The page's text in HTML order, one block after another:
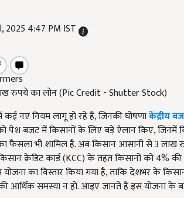
2025 4:47 PM IST
रुपये का लोन (Pic Credit - Shutter Stock)
कई नए नियम लागू हो रहे हैं, जिनकी घोषणाकेंद्रीय
पेश बजट में किसानों के लिए बड़े ऐलान किए, जिनमें
फैसला भी शामिल है. अब किसान आसानी से 3
क्रेडिट कार्ड (KCC) के तहत किसानों को 4%
का विस्तार किया गया है, ताकि देशभर के
आर्थिक समस्या न हो. आइए जानते हैं इस योजना के